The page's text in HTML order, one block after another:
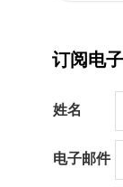
订阅电
姓名
电子邮件